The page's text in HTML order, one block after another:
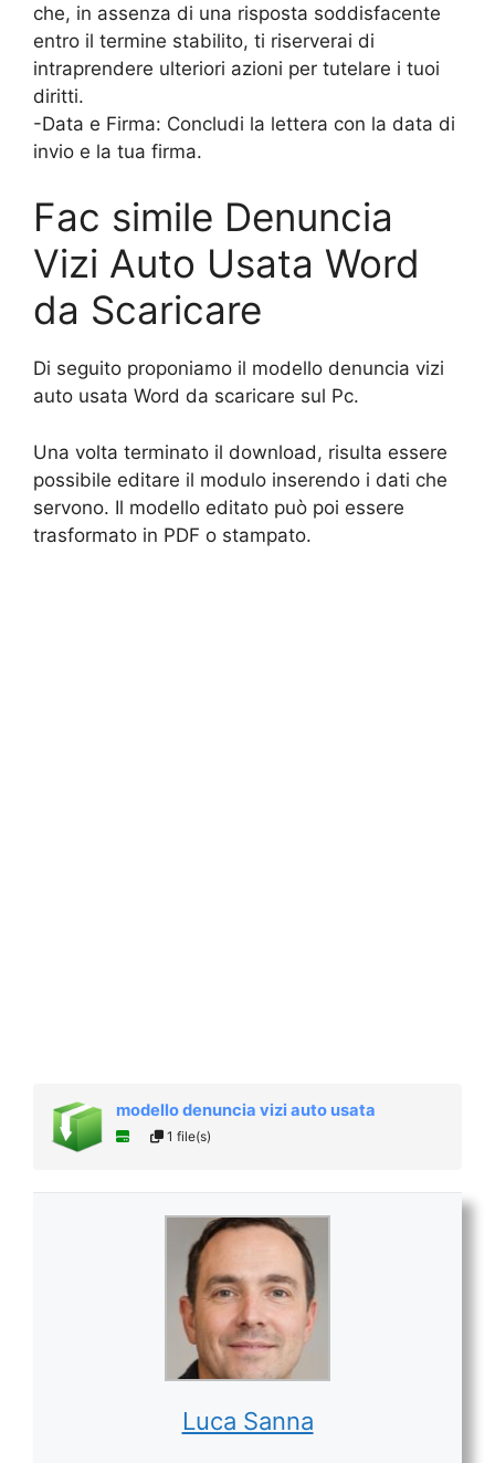
che, in assenza di una risposta soddisfacente
entro il termine stabilito, ti riserverai di
intraprendere ulteriori azioni per tutelare i tuoi
diritti.
-Data e Firma: Concludi la lettera con la data di
invio e la tua firma.
Fac simile Denuncia
Vizi Auto Usata Word
da Scaricare
Di seguito proponiamo il modello denuncia vizi
auto usata Word da scaricare sul Pc.
Una volta terminato il download, risulta essere
possibile editare il modulo inserendo i dati che
servono. Il modello editato può poi essere
trasformato in PDF o stampato.
modello denuncia vizi auto usata
1 file(s)
Luca Sanna